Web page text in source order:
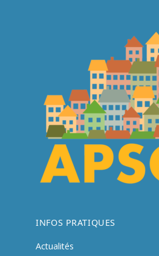
INFOS PRATIQUES
Actualités